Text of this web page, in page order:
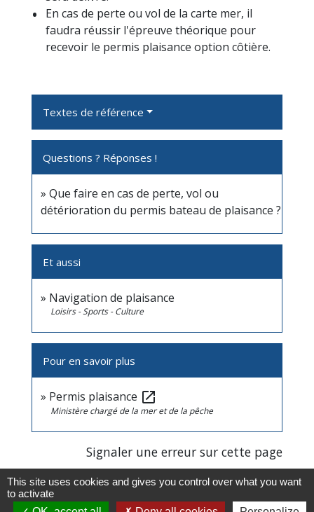
En cas de perte ou vol de la carte mer, il
faudra réussir l'épreuve théorique pour
recevoir le permis plaisance option côtière.
Textes de référence
Questions ? Réponses !
Que faire en cas de perte, vol ou
détérioration du permis bateau de plaisance ?
Et aussi
Navigation de plaisance
Loisirs - Sports - Culture
Pour en savoir plus
Permis plaisance open_in_new
Ministère chargé de la mer et de la pêche
Signaler une erreur sur cette page
This site uses cookies and gives you control over what you want
to activate